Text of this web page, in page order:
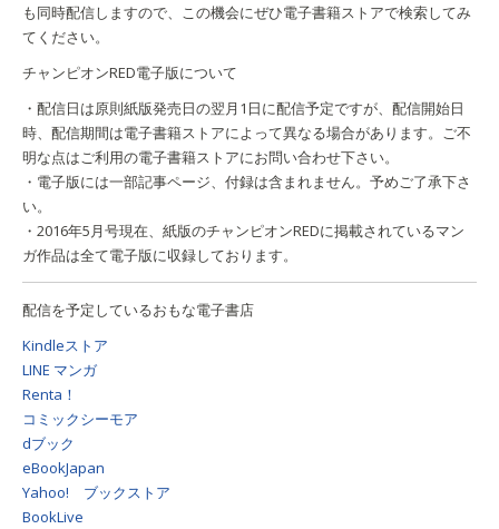
も同時配信しますので、この機会にぜひ電子書籍ストアで検索してみ
てください。
チャンピオンRED電子版について
・配信日は原則紙版発売日の翌月1日に配信予定ですが、配信開始日
時、配信期間は電子書籍ストアによって異なる場合があります。ご不
明な点はご利用の電子書籍ストアにお問い合わせ下さい。
・電子版には一部記事ページ、付録は含まれません。予めご了承下さ
い。
・2016年5月号現在、紙版のチャンピオンREDに掲載されているマン
ガ作品は全て電子版に収録しております。
配信を予定しているおもな電子書店
Kindleストア
LINE マンガ
Renta！
コミックシーモア
dブック
eBookJapan
Yahoo! ブックストア
BookLive